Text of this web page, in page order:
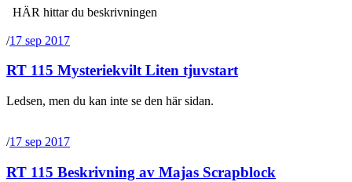
HÄR hittar du beskrivningen
/17 sep 2017
RT 115 Mysteriekvilt Liten tjuvstart
Ledsen, men du kan inte se den här sidan.
/17 sep 2017
RT 115 Beskrivning av Majas Scrapblock